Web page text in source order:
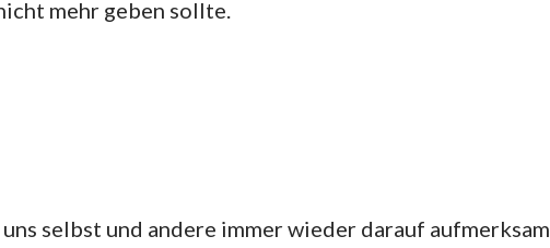
mehr geben sollte.
selbst und andere immer wieder darauf aufmerksam